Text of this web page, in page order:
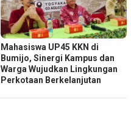
Mahasiswa UP45 KKN di
Bumijo, Sinergi Kampus dan
Warga Wujudkan Lingkungan
Perkotaan Berkelanjutan